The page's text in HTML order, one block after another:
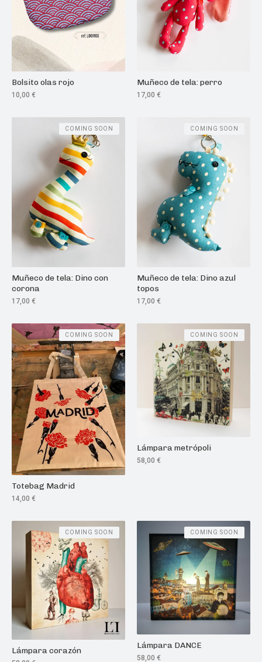
Bolsito olas rojo
10,00 €
Muñeco de tela: perro
17,00 €
Muñeco de tela: Dino con
corona
17,00 €
COMING SOON
Muñeco de tela: Dino azul
topos
17,00 €
COMING SOON
Totebag Madrid
14,00 €
COMING SOON
Lámpara metrópoli
58,00 €
COMING SOON
Lámpara corazón
COMING SOON
Lámpara DANCE
58,00 €
COMING SOON